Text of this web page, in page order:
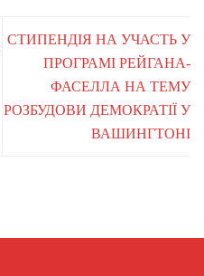
СТИПЕНДІЯ НА УЧАСТЬ У
ПРОГРАМІ РЕЙГАНА-
ФАСЕЛЛА НА ТЕМУ
РОЗБУДОВИ ДЕМОКРАТІЇ У
ВАШИНГТОНІ